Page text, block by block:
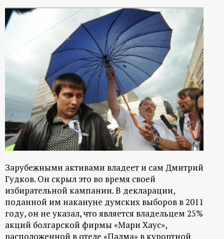
Зарубежными активами владеет и сам Дмитрий
Гудков. Он скрыл это во время своей
избирательной кампании. В декларации,
поданной им накануне думских выборов в 2011
году, он не указал, что является владельцем 25%
акций болгарской фирмы «Мари Хаус»,
расположенной в отеле «Палма» в курортной